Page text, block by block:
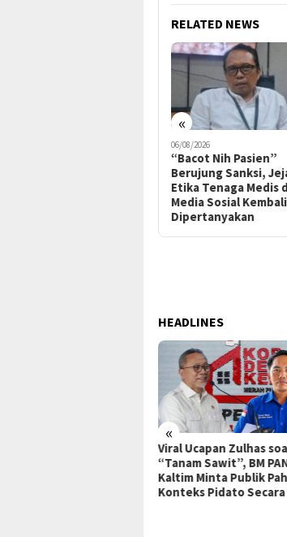
RELATED NEWS
«
05/08/2026
Polres Kukar Geledah
Rumah Diduga Milik
Disdikbud Terkait
Dugaan Korupsi
Guru Non-ASN
HEADLINES
«
“Bacot Nih Pasien”
Sanksi, Jejak Etika
Medis di Media Sosial
Dipertanyakan